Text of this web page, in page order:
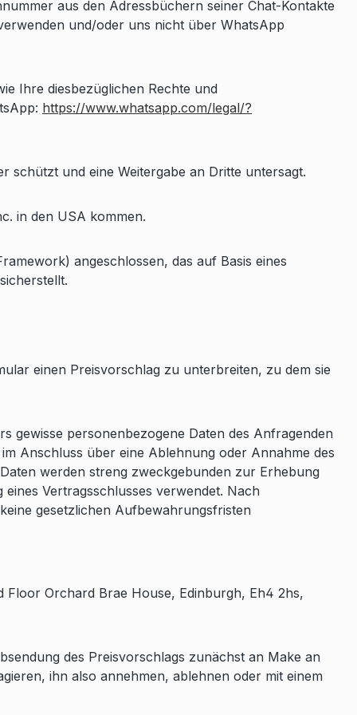
aus den Adressbüchern seiner Chat-Kontakte
und/oder uns nicht über WhatsApp
Ihre diesbezüglichen Rechte und
https://www.whatsapp.com/legal/?
schützt und eine Weitergabe an Dritte untersagt.
in den USA kommen.
angeschlossen, das auf Basis eines
einen Preisvorschlag zu unterbreiten, zu dem sie
gewisse personenbezogene Daten des Anfragenden
Anschluss über eine Ablehnung oder Annahme des
werden streng zweckgebunden zur Erhebung
Vertragsschlusses verwendet. Nach
gesetzlichen Aufbewahrungsfristen
Floor Orchard Brae House, Edinburgh, Eh4 2hs,
des Preisvorschlags zunächst an Make an
ihn also annehmen, ablehnen oder mit einem